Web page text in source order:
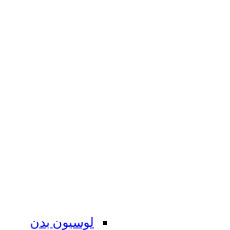
لوسیون بدن